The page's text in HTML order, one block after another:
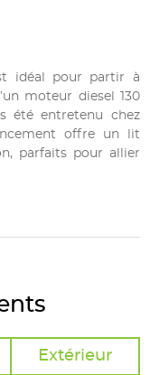
idéal pour partir à
moteur diesel 130
été entretenu chez
offre un lit
parfaits pour allier
Extérieur